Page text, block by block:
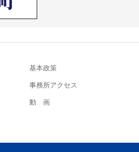
基本政策
事務所アクセス
動 画